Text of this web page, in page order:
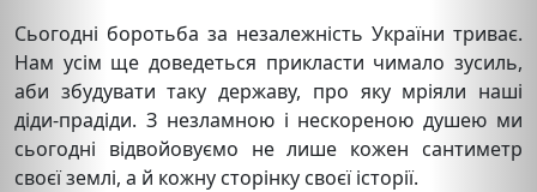
Сьогодні боротьба за незалежність України триває.
Нам усім ще доведеться прикласти чимало зусиль,
аби збудувати таку державу, про яку мріяли наші
діди-прадіди. З незламною і нескореною душею ми
сьогодні відвойовуємо не лише кожен сантиметр
своєї землі, а й кожну сторінку своєї історії.